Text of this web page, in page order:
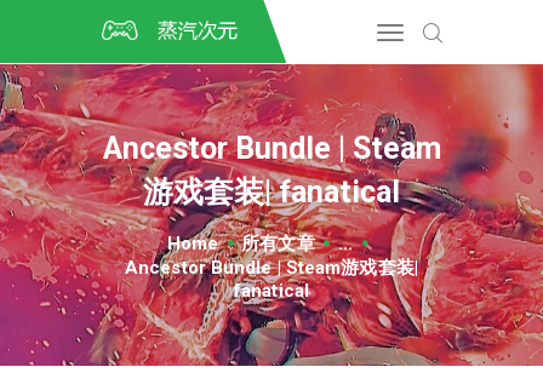
Ancestor Bundle | Steam
游戏套装| fanatical
Home 所有文章
...
Ancestor Bundle | Steam游戏套装|
fanatical
CSGO开箱
DOTA2开箱
开箱教程
CSGO/DOTA2/绝地求生第
三方开箱
COSPLAY
CSGO音乐盒
CSGO手套
CSGO刀